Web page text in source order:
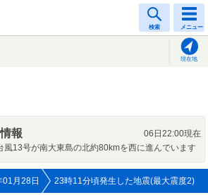
検索 メニュー
現在地
報
06日22:00現在
風13号が南大東島の北約80kmを西に進んでいます
月28日 23時11分頃発生した地震(最大震度2)